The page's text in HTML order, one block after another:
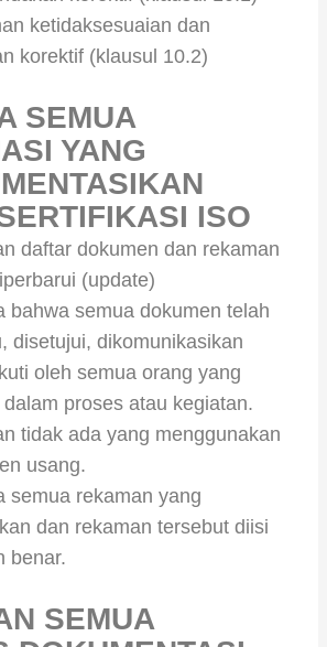
ketidaksesuaian dan
korektif (klausul 10.2)
SEMUA
YANG
ISO
daftar dokumen dan rekaman
(update)
bahwa semua dokumen telah
disetujui, dikomunikasikan
oleh semua orang yang
proses atau kegiatan.
tidak ada yang menggunakan
usang.
semua rekaman yang
dan rekaman tersebut diisi
benar.
SEMUA